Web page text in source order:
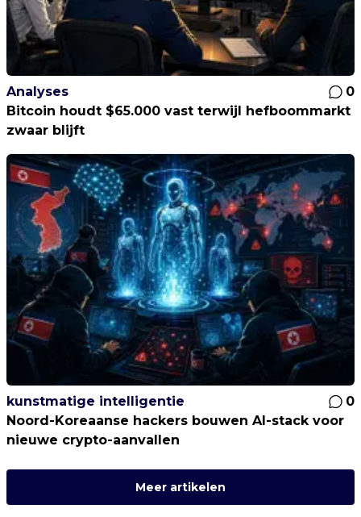
Analyses
0
Bitcoin houdt $65.000 vast terwijl hefboommarkt
zwaar blijft
kunstmatige intelligentie
0
Noord-Koreaanse hackers bouwen AI-stack voor
nieuwe crypto-aanvallen
Meer artikelen